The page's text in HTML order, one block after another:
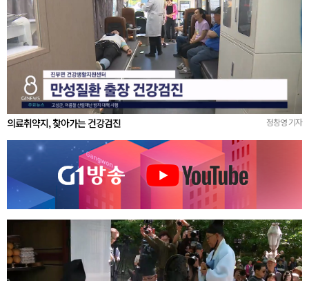
의료취약지, 찾아가는 건강검진 정창영 기자